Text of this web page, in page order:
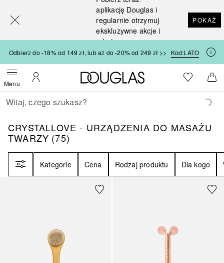
aplikację Douglas i
regularnie otrzymuj
ekskluzywne akcje i
rabaty
POKAŻ
Odbierz do -18% od 149 zł, lub aż do -20% od 249 zł >> Kod:LATO
MenuOtwórz menuMoje konto
Strona główna Douglas
Do listyDo
Wracać
Wykonaj wyszukiwanie
CRYSTALLOVE - URZĄDZENIA DO
CRYSTALLOVE - URZĄDZENIA DO MASAŻU
TWARZY (75)
Kategorie Cena Rodzaj produktu Dla kogo
[navigation.slideout.screenreader]